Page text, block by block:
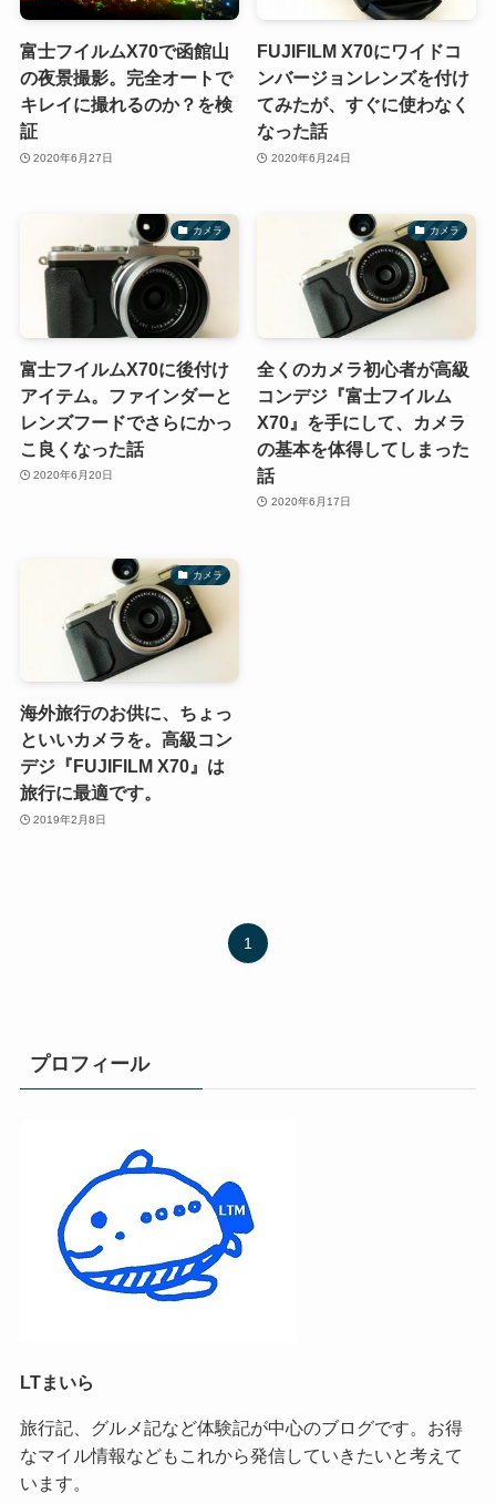
富士フイルムX70で函館山
の夜景撮影。完全オートで
キレイに撮れるのか？を検
証
2020年6月27日
FUJIFILM X70にワイドコ
ンバージョンレンズを付け
てみたが、すぐに使わなく
なった話
2020年6月24日
カメラ
富士フイルムX70に後付け
アイテム。ファインダーと
レンズフードでさらにかっ
こ良くなった話
2020年6月20日
カメラ
全くのカメラ初心者が高級
コンデジ『富士フイルム
X70』を手にして、カメラ
の基本を体得してしまった
話
2020年6月17日
カメラ
海外旅行のお供に、ちょっ
といいカメラを。高級コン
デジ『FUJIFILM X70』は
旅行に最適です。
2019年2月8日
1
プロフィール
LTまいら
旅行記、グルメ記など体験記が中心のブログです。お得
なマイル情報などもこれから発信していきたいと考えて
います。